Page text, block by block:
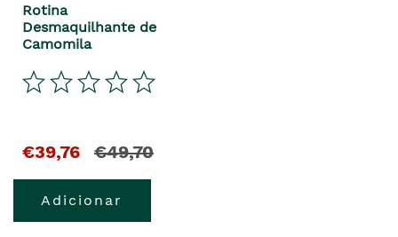
Rotina
Desmaquilhante de
Camomila
El
precio
actual
€39,76
el
precio
€49,70
Adicionar